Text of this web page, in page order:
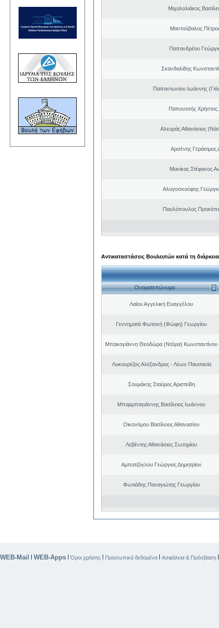
Μιχαλολιάκος
Μαντούβαλος
Παπανδρέου
Σκανδαλίδης
Παπαντωνίου Ιωάννης
Παπουτσής Χρήστος
Αλευράς Αθανάσιος
Αρσένης Γεράσιμος
Μανίκας Στέφανος
Αλογοσκούφης
Παυλόπουλος
Αντικαταστάσεις Βουλευτών κατά τη
Ονοματεπώνυμο
Λαίου Αγγελική Ευαγγέλου
Γεννηματά Φωτεινή (Φώφη) Γεωργίου
Μπακογιάννη Θεοδώρα (Ντόρα) Κωνσταντίνου
Λυκουρέζος Αλέξανδρος - Λέων Παυσανία
Σουμάκης Σταύρος Αριστείδη
Μπαρμπαγιάννης Βασίλειος Ιωάννου
Οικονόμου Βασίλειος Αθανασίου
Λεβέντης Αθανάσιος Σωτηρίου
Αμπατζόγλου Γεώργιος Δημητρίου
Φωτιάδης Παναγιώτης Γεωργίου
WEB-Mail | WEB-Apps |Όροι χρήσης | Προσωπικά δεδομένα | Ασφάλεια & Πρόσβαση